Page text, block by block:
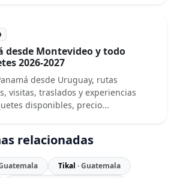
desde Montevideo y todo
2026-2027
desde Uruguay, rutas
visitas, traslados y experiencias
disponibles, precio...
relacionadas
Tikal · Guatemala